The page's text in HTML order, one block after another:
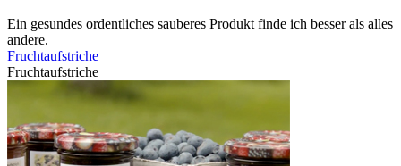
Ein gesundes ordentliches sauberes Produkt finde ich besser als alles
andere.
Fruchtaufstriche
Fruchtaufstriche